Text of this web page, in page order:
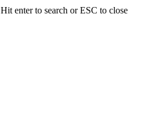
Hit enter to search or ESC to close